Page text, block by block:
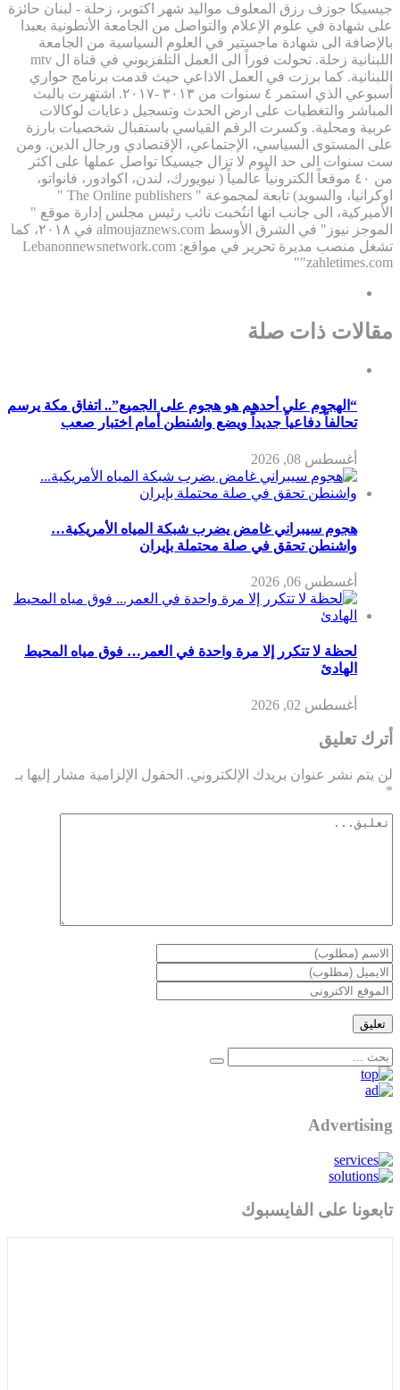
جيسيكا جوزف رزق المعلوف مواليد شهر اكتوبر، زحلة - لبنان حائزة
على شهادة في علوم الإعلام والتواصل من الجامعة الأنطونية بعبدا
بالإضافة الى شهادة ماجستير في العلوم السياسية من الجامعة
اللبنانية زحلة. تحولت فوراً الى العمل التلفزيوني في قناة ال mtv
اللبنانية. كما برزت في العمل الاذاعي حيث قدمت برنامج حواري
أسبوعي الذي استمر ٤ سنوات من ٣٠١٣ -٢٠١٧. اشتهرت بالبث
المباشر والتغطيات على ارض الحدث وتسجيل دعايات لوكالات
عربية ومحلية. وكسرت الرقم القياسي باستقبال شخصيات بارزة
على المستوى السياسي، الإجتماعي، الإقتصادي ورجال الدين. ومن
ست سنوات الى حد اليوم لا تزال جيسيكا تواصل عملها على اكثر
من ٤٠ موقعاً الكترونياً عالمياً ( نيويورك، لندن، اكوادور، فانواتو،
اوكرانيا، والسويد) تابعة لمجموعة " The Online publishers "
الأميركية، الى جانب انها انتُخبت نائب رئيس مجلس إدارة موقع "
الموجز نيوز" في الشرق الأوسط almoujaznews.com في ٢٠١٨، كما
تشغل منصب مديرة تحرير في مواقع: Lebanonnewsnetwork.com
"zahletimes.com"
مقالات ذات صلة
“الهجوم على أحدهم هو هجوم على الجميع”.. اتفاق مكة يرسم
تحالفاً دفاعياً جديداً ويضع واشنطن أمام اختبار صعب
أغسطس 08, 2026
هجوم سيبراني غامض يضرب شبكة المياه الأمريكية…
واشنطن تحقق في صلة محتملة بإيران
أغسطس 06, 2026
لحظة لا تتكرر إلا مرة واحدة في العمر… فوق مياه المحيط
الهادئ
أغسطس 02, 2026
أترك تعليق
لن يتم نشر عنوان بريدك الإلكتروني. الحقول الإلزامية مشار إليها بـ
*
Advertising
تابعونا على الفايسبوك